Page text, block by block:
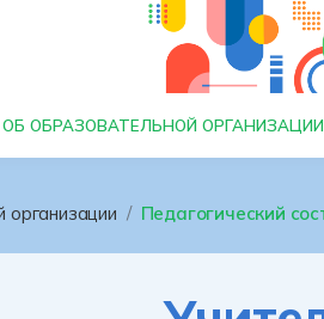
ОБРАЗОВАТЕЛЬНОЙ ОРГАНИЗАЦИИ
организации Педагогический